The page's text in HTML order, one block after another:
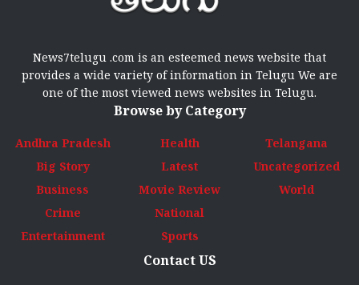
News7telugu .com is an esteemed news website that
provides a wide variety of information in Telugu We are
one of the most viewed news websites in Telugu.
Browse by Category
Andhra Pradesh
Big Story
Business
Crime
Entertainment
Health
Latest
Movie Review
National
Sports
Telangana
Uncategorized
World
Contact US